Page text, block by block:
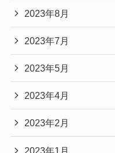
2023年8月
2023年7月
2023年5月
2023年4月
2023年2月
2023年1月